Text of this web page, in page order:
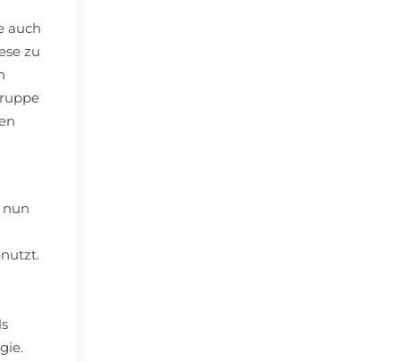
auch
zu
nun